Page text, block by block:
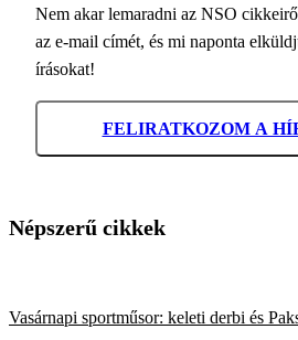
Nem akar lemaradni az NSO
az e-mail címét, és mi naponta
írásokat!
FELIRATKOZOM A
Népszerű cikkek
Vasárnapi sportműsor: keleti derbi és